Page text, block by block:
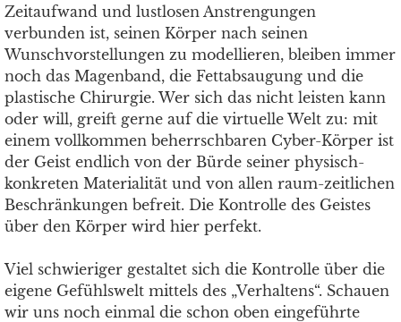
Zeitaufwand und lustlosen Anstrengungen
verbunden ist, seinen Körper nach seinen
Wunschvorstellungen zu modellieren, bleiben immer
noch das Magenband, die Fettabsaugung und die
plastische Chirurgie. Wer sich das nicht leisten kann
oder will, greift gerne auf die virtuelle Welt zu: mit
einem vollkommen beherrschbaren Cyber-Körper ist
der Geist endlich von der Bürde seiner physisch-
konkreten Materialität und von allen raum-zeitlichen
Beschränkungen befreit. Die Kontrolle des Geistes
über den Körper wird hier perfekt.
Viel schwieriger gestaltet sich die Kontrolle über die
eigene Gefühlswelt mittels des „Verhaltens“. Schauen
wir uns noch einmal die schon oben eingeführte